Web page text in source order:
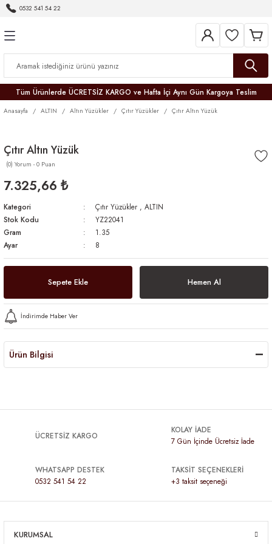
0532 541 54 22
Tüm Ürünlerde ÜCRETSİZ KARGO ve Hafta İçi Aynı Gün Kargoya Teslim
Anasayfa ALTIN Altın Yüzükler Çıtır Yüzükler Çıtır Altın Yüzük
Çıtır Altın Yüzük
(0) Yorum - 0 Puan
7.325,66 ₺
Kategori Çıtır Yüzükler , ALTIN
Stok Kodu
YZ22041
Gram
1.35
Ayar
8
Sepete Ekle Hemen Al
İndirimde Haber Ver
Ürün Bilgisi
ÜCRETSİZ KARGO
KOLAY İADE
7 Gün İçinde Ücretsiz İade
WHATSAPP DESTEK
0532 541 54 22
TAKSİT SEÇENEKLERİ
+3 taksit seçeneği
KURUMSAL